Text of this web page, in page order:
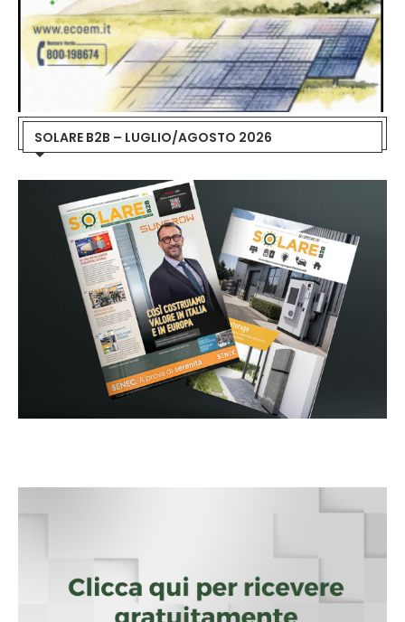
SOLARE B2B – LUGLIO/AGOSTO 2026